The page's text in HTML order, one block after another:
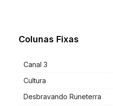
Colunas Fixas
Canal 3
Cultura
Desbravando Runeterra